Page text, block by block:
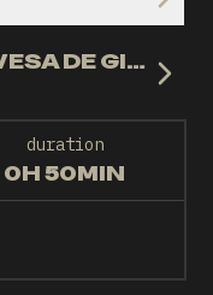
AL RELLOTGE DE LA DEVESA DE GIRONA
duration
0H 50MIN